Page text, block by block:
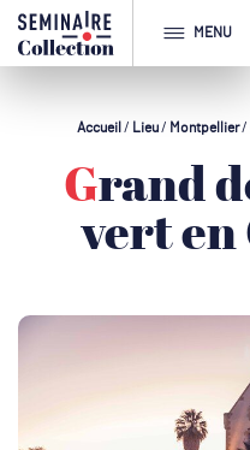
MENU
Accueil / Lieu/ Montpellier/
Grand domaine au
vert en